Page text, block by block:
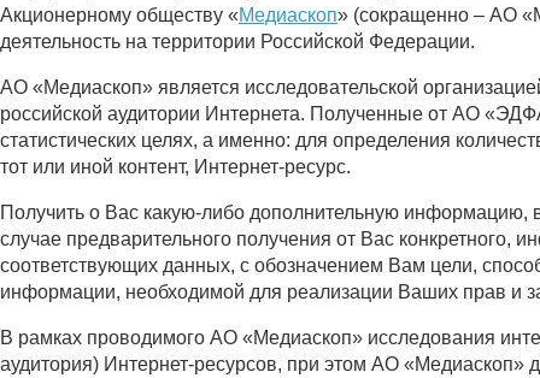
Акционерному обществу «Медиаскоп» (сокращенно – АО
деятельность на территории Российской Федерации.
АО «Медиаскоп» является исследовательской
российской аудитории Интернета. Полученные от АО
статистических целях, а именно: для определения
тот или иной контент, Интернет-ресурс.
Получить о Вас какую-либо дополнительную
случае предварительного получения от Вас конкретного,
соответствующих данных, с обозначением Вам цели,
информации, необходимой для реализации Ваших прав и
В рамках проводимого АО «Медиаскоп» исследования
аудитория) Интернет-ресурсов, при этом АО «Медиаскоп»